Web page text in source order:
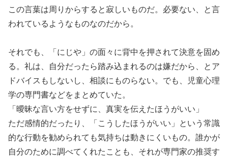
この言葉は周りからすると寂しいものだ。必要ない、と言
われているようなものなのだから。
それでも、「にじや」の面々に背中を押されて決意を固め
る。礼は、自分だったら踏み込まれるのは嫌だから、とア
ドバイスもしないし、相談にものらない。でも、児童心理
学の専門書などをまとめていた。
「曖昧な言い方をせずに、真実を伝えたほうがいい」
ただ感情的だったり、「こうしたほうがいい」という常識
的な行動を勧められても気持ちは動きにくいもの。誰かが
自分のために調べてくれたことも、それが専門家の推奨す